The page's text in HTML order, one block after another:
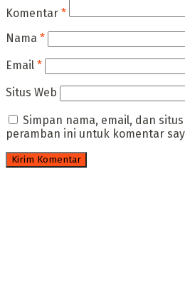
Komentar *
Nama *
Email *
Situs Web
Simpan nama, email, dan
peramban ini untuk komentar